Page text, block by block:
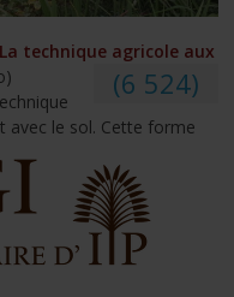
technique agricole aux
(6 524)
avec le sol. Cette forme